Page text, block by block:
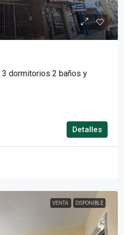
dormitorios 2 baños y
Detalles
VENTA DISPONIBLE